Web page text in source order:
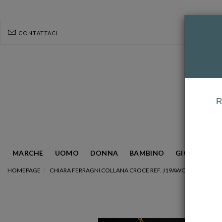
CONTATTACI
MARCHE UOMO DONNA BAMBINO GIOIELLERIA
HOMEPAGE CHIARA FERRAGNI COLLANA CROCE REF. J19AWC09